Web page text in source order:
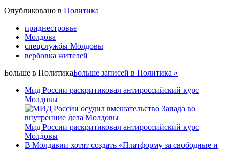
Опубликовано в Политика
приднестровье
Молдова
спецслужбы Молдовы
вербовка жителей
Больше в ПолитикаБольше записей в Политика »
Мид России раскритиковал антироссийский курс
Молдовы
Мид России раскритиковал антироссийский курс
Молдовы
В Молдавии хотят создать «Платформу за свободные и